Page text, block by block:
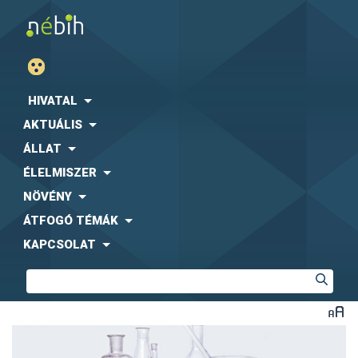
HIVATAL
AKTUÁLIS
ÁLLAT
ÉLELMISZER
NÖVÉNY
ÁTFOGÓ TÉMÁK
KAPCSOLAT